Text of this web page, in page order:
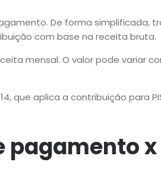
De forma simplificada,
com base na receita bruta.
mensal. O valor pode variar
que aplica a contribuição para
x